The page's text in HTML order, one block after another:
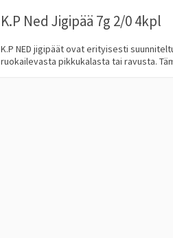
K.P Ned Jigipää 7g 2/0 4kpl
K.P NED jigipäät ovat erityisesti
ruokailevasta pikkukalasta tai ravusta.